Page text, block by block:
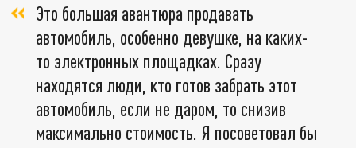
Это большая авантюра продавать
автомобиль, особенно девушке, на каких-
то электронных площадках. Сразу
находятся люди, кто готов забрать этот
автомобиль, если не даром, то снизив
максимально стоимость. Я посоветовал бы